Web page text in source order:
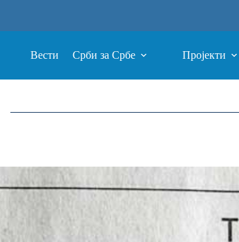
Вести Срби за Србе Пројекти